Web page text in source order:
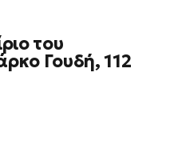
του
Γουδή, 112